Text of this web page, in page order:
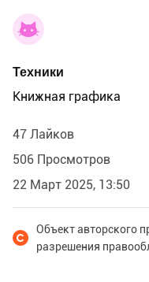
Техники
Книжная графика
47 Лайков
506 Просмотров
22 Март 2025, 13:50
Объект авторского
разрешения